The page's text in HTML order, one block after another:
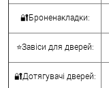
🔐Броненакладки:
⭐Завіси для дверей:
🔐Дотягувачі дверей: